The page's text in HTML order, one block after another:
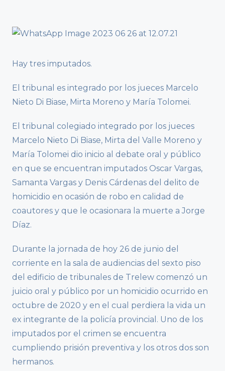
Hay tres imputados.
El tribunal es integrado por los jueces Marcelo
Nieto Di Biase, Mirta Moreno y María Tolomei.
El tribunal colegiado integrado por los jueces
Marcelo Nieto Di Biase, Mirta del Valle Moreno y
María Tolomei dio inicio al debate oral y público
en que se encuentran imputados Oscar Vargas,
Samanta Vargas y Denis Cárdenas del delito de
homicidio en ocasión de robo en calidad de
coautores y que le ocasionara la muerte a Jorge
Díaz.
Durante la jornada de hoy 26 de junio del
corriente en la sala de audiencias del sexto piso
del edificio de tribunales de Trelew comenzó un
juicio oral y público por un homicidio ocurrido en
octubre de 2020 y en el cual perdiera la vida un
ex integrante de la policía provincial. Uno de los
imputados por el crimen se encuentra
cumpliendo prisión preventiva y los otros dos son
hermanos.